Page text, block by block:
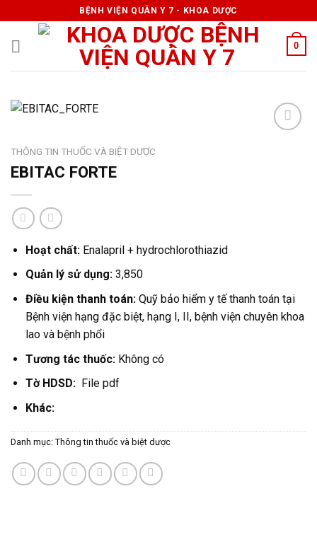
to
content
BỆNH VIỆN QUÂN Y 7 - KHOA DƯỢC
0
THÔNG TIN THUỐC VÀ BIỆT DƯỢC
EBITAC FORTE
Hoạt chất:Enalapril + hydrochlorothiazid
Quản lý sử dụng:3,850
Điều kiện thanh toán: Quỹ bảo hiểm y tế thanh toán tại
Bệnh viện hạng đặc biệt, hạng I, II, bệnh viện chuyên khoa
lao và bệnh phổi
Tương tác thuốc:Không có
Tờ HDSD: File pdf
Khác:
Danh mục: Thông tin thuốc và biệt dược